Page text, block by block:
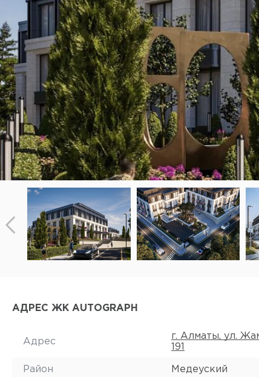
АДРЕС ЖК AUTOGRAPH
Адрес
г. Алматы, ул.
191
Район Медеуский